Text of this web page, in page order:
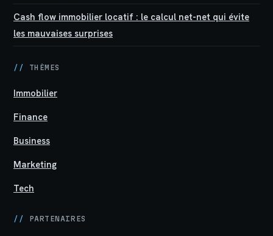
Cash flow immobilier locatif : le calcul net-net qui évite
les mauvaises surprises
// THÈMES
Immobilier
Finance
Business
Marketing
Tech
// PARTENAIRES